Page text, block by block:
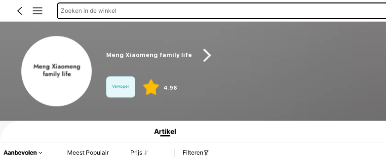
Zoeken in de winkel
Meng Xiaomeng family life
Verkoper 4.96
Productinformatie: Prijsopenbaring, Verkoop- en Voorraadgegevens.
Artikel
Aanbevolen Meest Populair Prijs Filteren